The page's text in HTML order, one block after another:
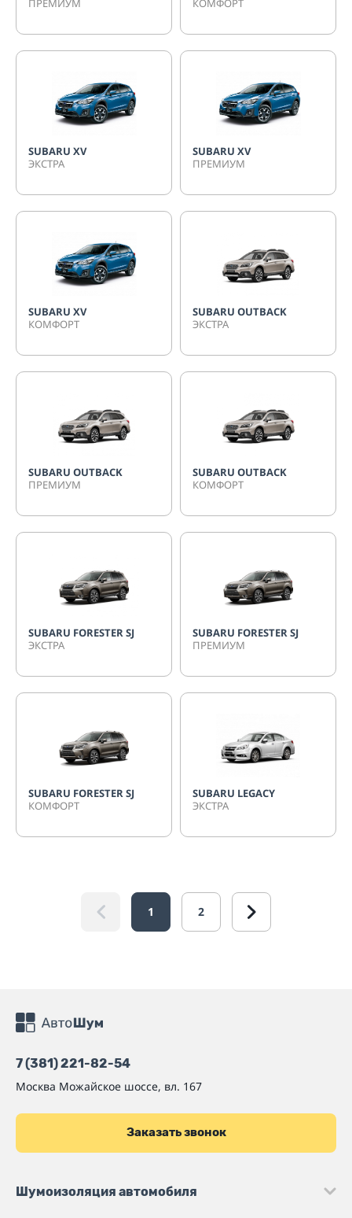
ПРЕМИУМ
КОМФОРТ
SUBARU XV
ЭКСТРА
SUBARU XV
ПРЕМИУМ
SUBARU XV
КОМФОРТ
SUBARU OUTBACK
ЭКСТРА
SUBARU OUTBACK
ПРЕМИУМ
SUBARU OUTBACK
КОМФОРТ
SUBARU FORESTER SJ
ЭКСТРА
SUBARU FORESTER SJ
ПРЕМИУМ
SUBARU FORESTER SJ
КОМФОРТ
SUBARU LEGACY
ЭКСТРА
1 2
7 (381) 221-82-54
Москва Можайское шоссе, вл. 167
Заказать звонок
Шумоизоляция автомобиля